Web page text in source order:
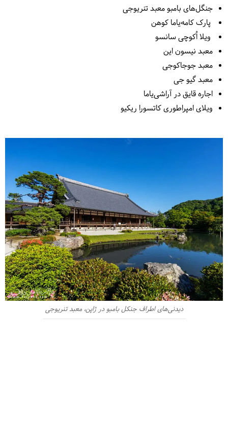
جنگل‌های بامبو معبد تنریوجی
پارک کامه‌یاما کوهن
ویلا اُکوچی سانسو
معبد نیسون این
معبد جوجاکوجی
معبد گیو جی
اجاره قایق در آراشی‌یاما
ویلای امپراطوری کاتسورا ریکیو
دیدنی‌های اطراف جنکل بامبو در ژاپن، معبد تنریوجی